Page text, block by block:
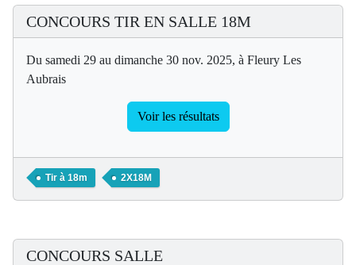
CONCOURS TIR EN SALLE 18M
Du samedi 29 au dimanche 30 nov. 2025, à Fleury Les
Aubrais
Voir les résultats
Tir à 18m 2X18M
CONCOURS SALLE